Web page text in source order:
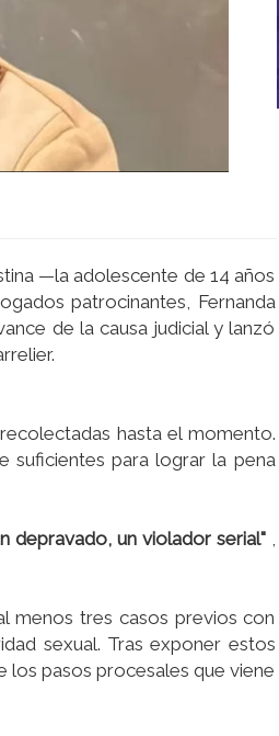
—la adolescente de 14 años
patrocinantes, Fernanda
de la causa judicial y lanzó
hasta el momento.
suficientes para lograr la pena
depravado, un violador serial" ,
menos tres casos previos con
sexual. Tras exponer estos
pasos procesales que viene